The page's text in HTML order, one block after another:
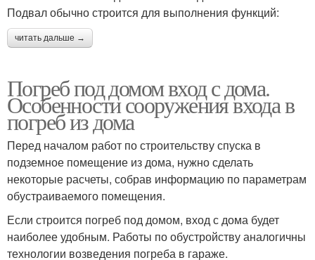
Подвал обычно строится для выполнения функций:
читать дальше →
Погреб под домом вход с дома.
Особенности сооружения входа в
погреб из дома
Перед началом работ по строительству спуска в
подземное помещение из дома, нужно сделать
некоторые расчеты, собрав информацию по параметрам
обустраиваемого помещения.
Если строится погреб под домом, вход с дома будет
наиболее удобным. Работы по обустройству аналогичны
технологии возведения погреба в гараже.